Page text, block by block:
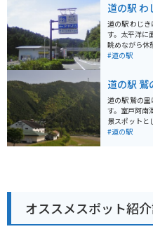
ードとしても
品を販売する
適です。名物
ち」を使ったスイ
隣接して、日
ぜひ立ち寄り
道の駅 わ
道の駅 わじ
す。太平洋に
眺めながら休憩する
った料理が自
すすめです。 バイクで訪れる場合、道の駅 わじきは広い
駐車場がある
を眺めながら
周辺には、海
るスポットも
#道の駅
道の駅 鷲
道の駅 鷲の
す。室戸阿南
景スポットとして知ら
するショップ
地元料理が
洋を一望で
やキャンプ場
ています。 名産品としては、鳴門わかめ、阿波尾鶏、す
だちなどが挙
#道の駅
オススメスポット紹